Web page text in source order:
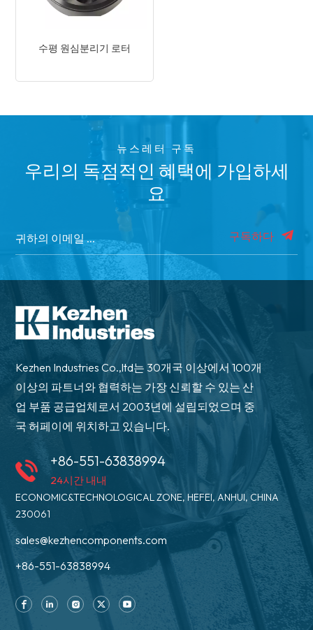
수평 원심분리기 로터
뉴스레터 구독
우리의 독점적인 혜택에 가입하세
요
구독하다
Kezhen Industries Co.,ltd는 30개국 이상에서 100개
이상의 파트너와 협력하는 가장 신뢰할 수 있는 산
업 부품 공급업체로서 2003년에 설립되었으며 중
국 허페이에 위치하고 있습니다.
+86-551-63838994
24시간 내내
ECONOMIC&TECHNOLOGICAL ZONE, HEFEI, ANHUI, CHINA
230061
sales@kezhencomponents.com
+86-551-63838994